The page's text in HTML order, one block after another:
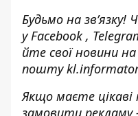
Будьмо на
уFacebook,
йте свої новини на
пошту
Якщо маєте
замовити